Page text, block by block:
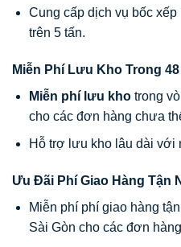
Cung cấp dịch vụ bốc
trên 5 tấn.
Miễn Phí Lưu Kho Trong
Miễn phí lưu khotrong
cho các đơn hàng chưa
Hỗ trợ lưu kho lâu dài với
Ưu Đãi Phí Giao Hàng Tận
Miễn phí phí giao hàng
Sài Gòn cho các đơn